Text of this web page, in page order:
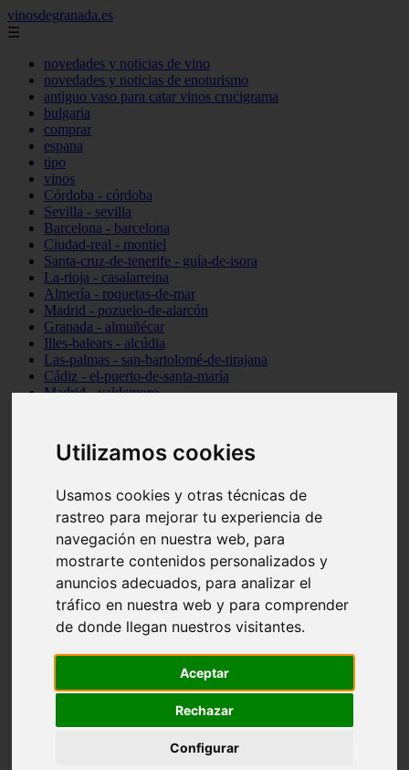
Utilizamos cookies
Usamos cookies y otras técnicas de
rastreo para mejorar tu experiencia de
navegación en nuestra web, para
mostrarte contenidos personalizados y
anuncios adecuados, para analizar el
tráfico en nuestra web y para comprender
de donde llegan nuestros visitantes.
Aceptar
Rechazar
Configurar
vinosdegranada.es
☰
novedades y noticias de vino
novedades y noticias de enoturismo
antiguo vaso para catar vinos crucigrama
bulgaria
comprar
espana
tipo
vinos
Córdoba - córdoba
Sevilla - sevilla
Barcelona - barcelona
Ciudad-real - montiel
Santa-cruz-de-tenerife - guía-de-isora
La-rioja - casalarreina
Almería - roquetas-de-mar
Madrid - pozuelo-de-alarcón
Granada - almuñécar
Illes-balears - alcúdia
Las-palmas - san-bartolomé-de-tirajana
Cádiz - el-puerto-de-santa-maría
Madrid - valdemoro
Cantabria - suances
Sevilla - bormujos
Málaga - júzcar
Huesca - alquézar
Huesca - castejón-de-sos
Lleida - alt-àneu
Córdoba - almedinilla
Navarra - zangoza
Cantabria - arenas-de-iguña
Barcelona - la-pobla-de-lillet
Murcia - cartagena
Madrid - nuevo-baztán